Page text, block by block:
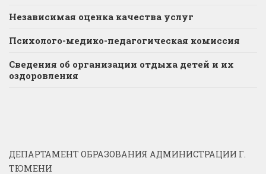
Независимая оценка качества услуг
Психолого-медико-педагогическая комиссия
Сведения об организации отдыха детей и их
оздоровления
ДЕПАРТАМЕНТ ОБРАЗОВАНИЯ АДМИНИСТРАЦИИ Г.
ТЮМЕНИ